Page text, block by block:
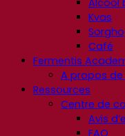
Kvas
Sorgho
Café
Fermentis
A propos
Ressources
Centre de
Avis
FAQ